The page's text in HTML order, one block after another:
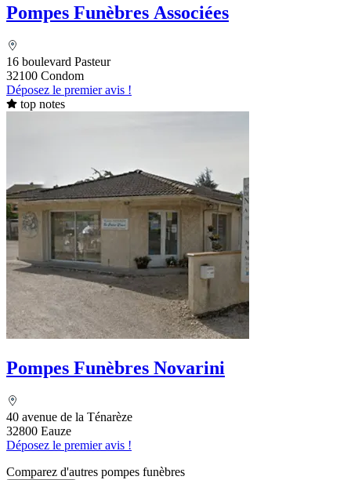
Pompes Funèbres Associées
16 boulevard Pasteur
32100 Condom
Déposez le premier avis !
top notes
Pompes Funèbres Novarini
40 avenue de la Ténarèze
32800 Eauze
Déposez le premier avis !
Comparez d'autres pompes funèbres